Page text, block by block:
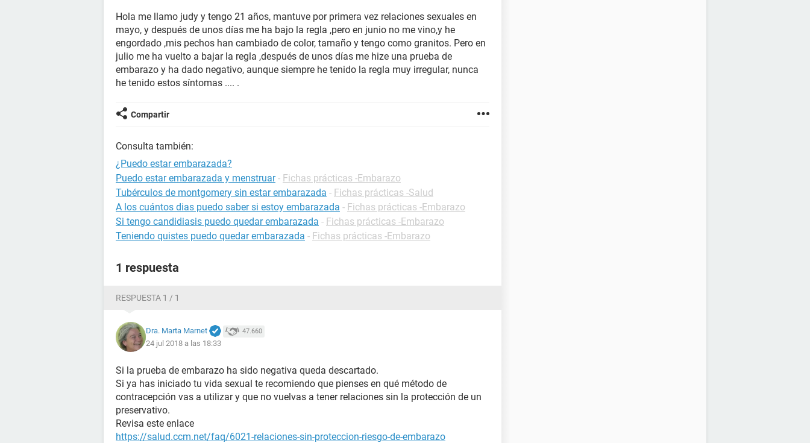
Hola me llamo judy y tengo 21 años, mantuve por primera vez relaciones sexuales en
mayo, y después de unos días me ha bajo la regla ,pero en junio no me vino,y he
engordado ,mis pechos han cambiado de color, tamaño y tengo como granitos. Pero en
julio me ha vuelto a bajar la regla ,después de unos días me hize una prueba de
embarazo y ha dado negativo, aunque siempre he tenido la regla muy irregular, nunca
he tenido estos síntomas .... .
Compartir
Consulta también:
¿Puedo estar embarazada?
Puedo estar embarazada y menstruar - Fichas prácticas -Embarazo
Tubérculos de montgomery sin estar embarazada - Fichas prácticas -Salud
A los cuántos dias puedo saber si estoy embarazada - Fichas prácticas -Embarazo
Si tengo candidiasis puedo quedar embarazada - Fichas prácticas -Embarazo
Teniendo quistes puedo quedar embarazada - Fichas prácticas -Embarazo
1 respuesta
RESPUESTA 1 / 1
Dra. Marta Marnet 47.660
24 jul 2018 a las 18:33
Si la prueba de embarazo ha sido negativa queda descartado.
Si ya has iniciado tu vida sexual te recomiendo que pienses en qué método de
contracepción vas a utilizar y que no vuelvas a tener relaciones sin la protección de un
preservativo.
Revisa este enlace
https://salud.ccm.net/faq/6021-relaciones-sin-proteccion-riesgo-de-embarazo